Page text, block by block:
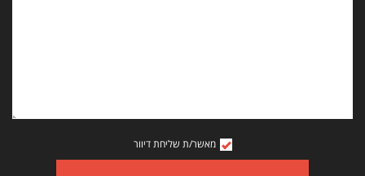
מאשר/ת שליחת דיוור